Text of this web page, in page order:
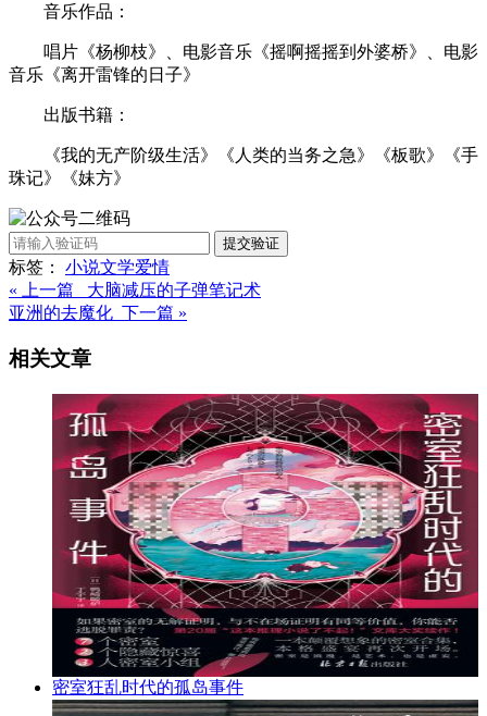
音乐作品：
唱片《杨柳枝》、电影音乐《摇啊摇摇到外婆桥》、电影
音乐《离开雷锋的日子》
出版书籍：
《我的无产阶级生活》《人类的当务之急》《板歌》《手
珠记》《妹方》
提交验证
标签： 小说文学爱情
« 上一篇 大脑减压的子弹笔记术
亚洲的去魔化 下一篇 »
相关文章
密室狂乱时代的孤岛事件